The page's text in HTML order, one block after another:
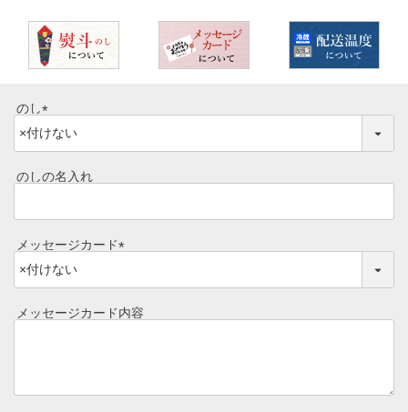
よくある質問
焼き方レシピ
レビュー一覧
ご予算から選ぶ
牛肉部位一覧
シャルキュトリー
ギフトカテゴリー一覧
のし
(
必
須
のしの名入れ
メッセージカード
必
須
メッセージカード内容